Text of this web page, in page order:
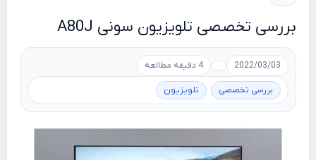
بررسی تخصصی تلویزیون سونی A80J
2022/03/03 4 دقیقه مطالعه
بررسی تخصصی تلویزیون